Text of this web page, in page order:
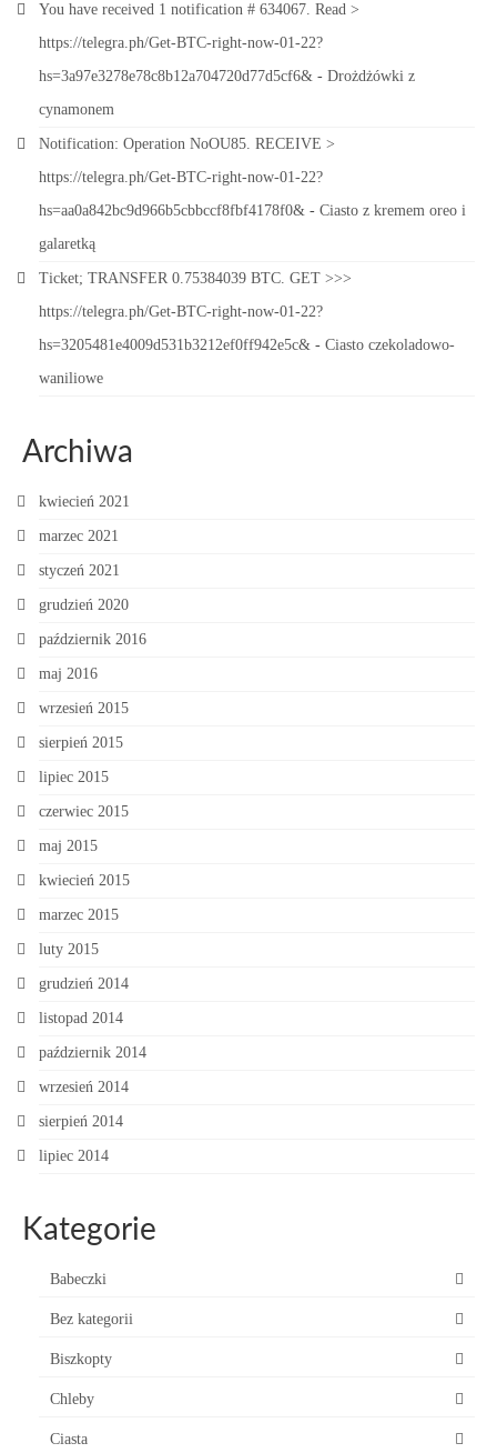
You have received 1 notification # 634067. Read >
https://telegra.ph/Get-BTC-right-now-01-22?
hs=3a97e3278e78c8b12a704720d77d5cf6& - Drożdżówki z
cynamonem
Notification: Operation NoOU85. RECEIVE >
https://telegra.ph/Get-BTC-right-now-01-22?
hs=aa0a842bc9d966b5cbbccf8fbf4178f0& - Ciasto z kremem oreo i
galaretką
Ticket; TRANSFER 0.75384039 BTC. GET >>>
https://telegra.ph/Get-BTC-right-now-01-22?
hs=3205481e4009d531b3212ef0ff942e5c& - Ciasto czekoladowo-
waniliowe
Archiwa
kwiecień 2021
marzec 2021
styczeń 2021
grudzień 2020
październik 2016
maj 2016
wrzesień 2015
sierpień 2015
lipiec 2015
czerwiec 2015
maj 2015
kwiecień 2015
marzec 2015
luty 2015
grudzień 2014
listopad 2014
październik 2014
wrzesień 2014
sierpień 2014
lipiec 2014
Kategorie
Babeczki
Bez kategorii
Biszkopty
Chleby
Ciasta